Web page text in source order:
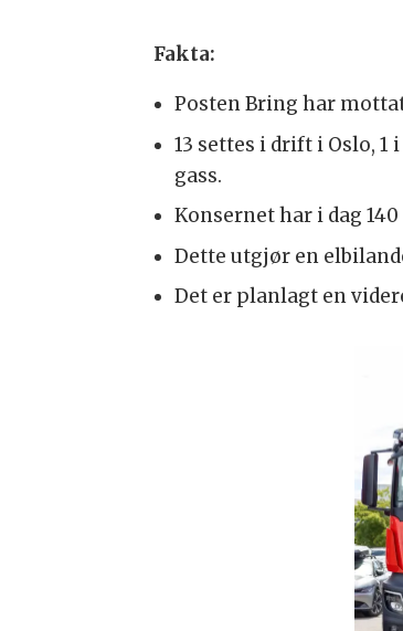
Fakta:
Posten Bring har
13 settes i drift i Oslo,
gass.
Konsernet har i dag
Dette utgjør en
Det er planlagt en